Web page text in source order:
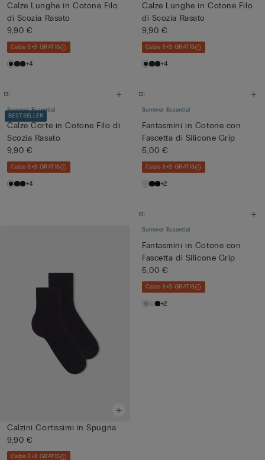
Calze Lunghe in Cotone Filo
di Scozia Rasato
9,90 €
Calze 3+3 GRATIS
+4
Calze Lunghe in Cotone Filo
di Scozia Rasato
9,90 €
Calze 3+3 GRATIS
+4
BESTSELLER
Summer Essential
Calze Corte in Cotone Filo di
Scozia Rasato
9,90 €
Calze 3+3 GRATIS
+4
Summer Essential
Fantasmini in Cotone con
Fascetta di Silicone Grip
5,00 €
Calze 3+3 GRATIS
+2
Calzini Cortissimi in Spugna
9,90 €
Calze 3+3 GRATIS
Summer Essential
Fantasmini in Cotone con
Fascetta di Silicone Grip
5,00 €
Calze 3+3 GRATIS
+2